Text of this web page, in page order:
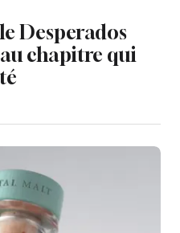
Desperados
chapitre qui